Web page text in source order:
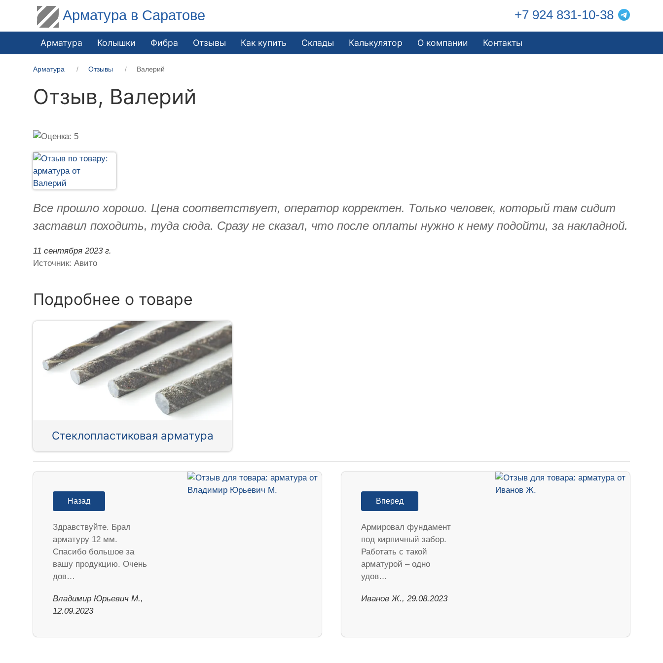
Арматура в Саратове +7 924 831-10-38
Арматура Колышки Фибра Отзывы Как купить Склады Калькулятор О компании Контакты
Арматура Отзывы Валерий
Отзыв, Валерий
Все прошло хорошо. Цена соответствует, оператор корректен. Только человек, который там сидит
заставил походить, туда сюда. Сразу не сказал, что после оплаты нужно к нему подойти, за накладной.
11 сентября 2023 г.
Источник: Авито
Подробнее о товаре
Стеклопластиковая арматура
Назад
Здравствуйте. Брал
арматуру 12 мм.
Спасибо большое за
вашу продукцию. Очень
дов…
Владимир Юрьевич М.,
12.09.2023
Вперед
Армировал фундамент
под кирпичный забор.
Работать с такой
арматурой – одно
удов…
Иванов Ж., 29.08.2023